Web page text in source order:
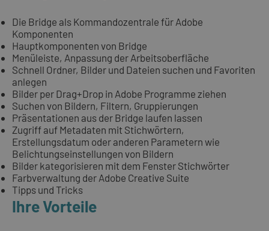
Die Bridge als Kommandozentrale für Adobe
Komponenten
Hauptkomponenten von Bridge
Menüleiste, Anpassung der Arbeitsoberfläche
Schnell Ordner, Bilder und Dateien suchen und Favoriten
anlegen
Bilder per Drag+Drop in Adobe Programme ziehen
Suchen von Bildern, Filtern, Gruppierungen
Präsentationen aus der Bridge laufen lassen
Zugriff auf Metadaten mit Stichwörtern,
Erstellungsdatum oder anderen Parametern wie
Belichtungseinstellungen von Bildern
Bilder kategorisieren mit dem Fenster Stichwörter
Farbverwaltung der Adobe Creative Suite
Tipps und Tricks
Ihre Vorteile